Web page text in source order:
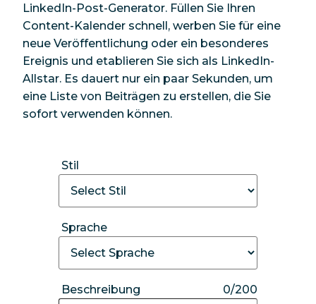
LinkedIn-Post-Generator. Füllen Sie Ihren
Content-Kalender schnell, werben Sie für eine
neue Veröffentlichung oder ein besonderes
Ereignis und etablieren Sie sich als LinkedIn-
Allstar. Es dauert nur ein paar Sekunden, um
eine Liste von Beiträgen zu erstellen, die Sie
sofort verwenden können.
Stil
Sprache
Beschreibung 0/200